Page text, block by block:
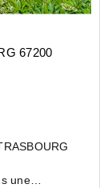
67200
une